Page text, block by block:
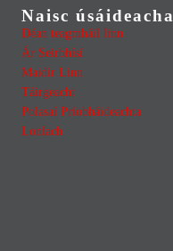
Naisc úsáideacha
Déan teagmháil linn
Ár Seirbhísí
Maidir Linn
Táirgeacht
Polasaí Príobháideachta
Lonlach